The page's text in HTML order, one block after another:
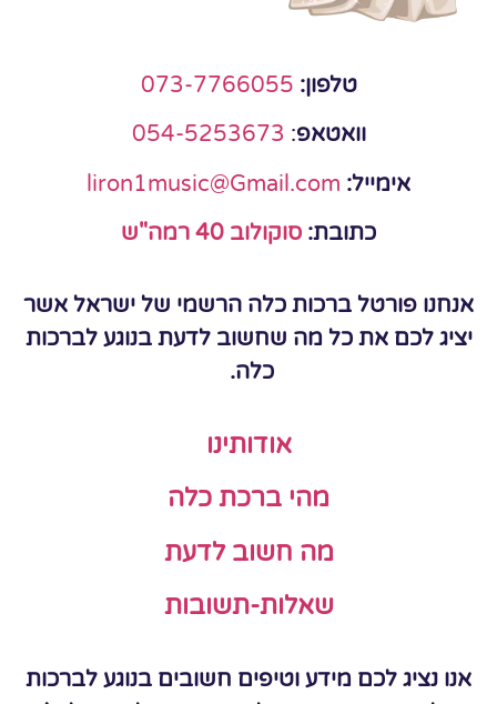
טלפון: 073-7766055
וואטאפ:
054-5253673
אימייל: liron1music@Gmail.com
כתובת: סוקולוב 40 רמה"ש
אנחנו פורטל ברכות כלה הרשמי של ישראל אשר
יציג לכם את כל מה שחשוב לדעת בנוגע לברכות
כלה.
אודותינו
מהי ברכת כלה
מה חשוב לדעת
שאלות-תשובות
אנו נציג לכם מידע וטיפים חשובים בנוגע לברכות